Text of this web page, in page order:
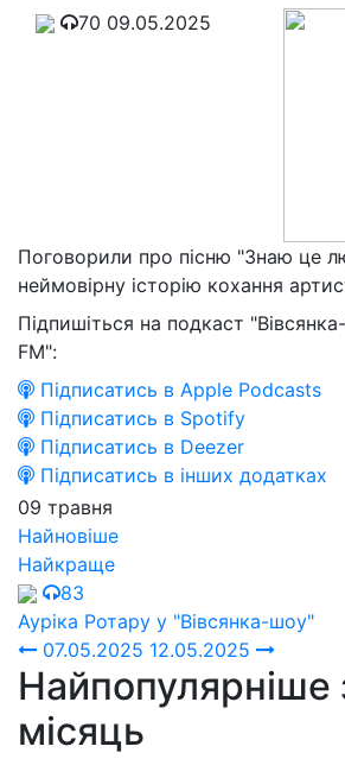
70 09.05.2025
Поговорили про пісню "Знаю це
неймовірну історію кохання
Підпишіться на подкаст
FM":
Підписатись в Apple Podcasts
Підписатись в Spotify
Підписатись в Deezer
Підписатись в інших додатках
09 травня
Найновіше
Найкраще
83
Ауріка Ротару у "Вівсянка-шоу"
07.05.2025 12.05.2025
Найпопулярніше
місяць